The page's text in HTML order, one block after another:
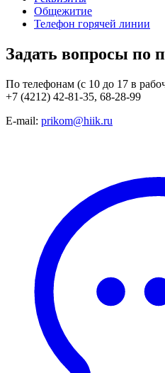
Общежитие
Телефон горячей линии
Задать вопросы по
По телефонам (с 10 до 17 в
+7 (4212) 42-81-35, 68-28-99
E-mail: prikom@hiik.ru